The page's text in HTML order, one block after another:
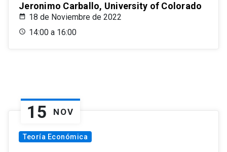
Jeronimo Carballo, University of Colorado
18 de Noviembre de 2022
14:00 a 16:00
15 NOV
Teoría Económica